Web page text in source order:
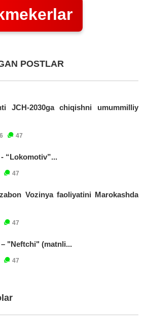
POSTLAR
JCH-2030ga chiqishni umummilliy
47
“Lokomotiv”...
47
Vozinya faoliyatini Marokashda
47
"Neftchi" (matnli...
47